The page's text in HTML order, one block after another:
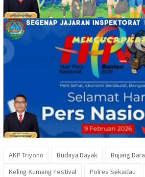
AKP Triyono Budaya Dayak Bujang Dara
Keling Kumang Festival
Polres Sekadau